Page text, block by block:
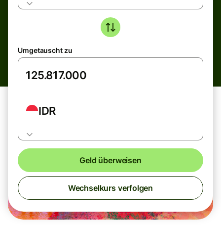
Umgetauscht zu
IDR
Geld überweisen
Wechselkurs verfolgen